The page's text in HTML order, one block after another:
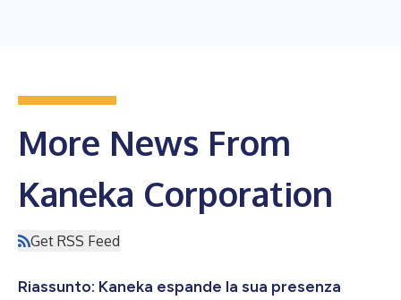
More News From
Kaneka Corporation
Get RSS Feed
Riassunto: Kaneka espande la sua presenza